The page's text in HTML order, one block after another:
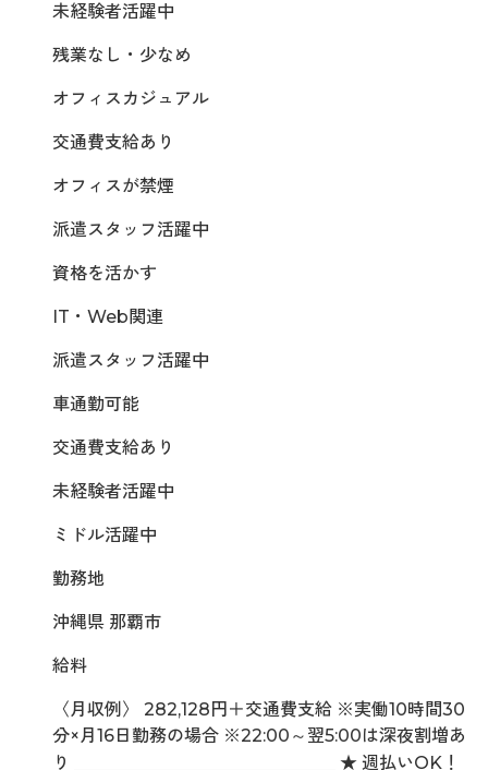
未経験者活躍中
残業なし・少なめ
オフィスカジュアル
交通費支給あり
オフィスが禁煙
派遣スタッフ活躍中
資格を活かす
IT・Web関連
派遣スタッフ活躍中
車通勤可能
交通費支給あり
未経験者活躍中
ミドル活躍中
勤務地
沖縄県 那覇市
給料
〈月収例〉 282,128円＋交通費支給 ※実働10時間30
分×月16日勤務の場合 ※22:00～翌5:00は深夜割増あ
り ＿＿＿＿＿＿＿＿＿＿＿＿＿＿＿ ★ 週払いOK！